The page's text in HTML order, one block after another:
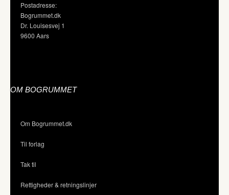
Postadresse:
Bogrummet.dk
Dr. Louisesvej 1
9600 Aars
OM BOGRUMMET
Om Bogrummet.dk
Til forlag
Tak til
Rettigheder & retningslinjer